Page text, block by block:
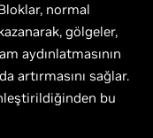
normal
gölgeler,
aydınlatmasının
artırmasını sağlar.
bu